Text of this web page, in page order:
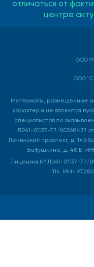
отличаться от
центре
ООО
ООО
Материалы, размещенные
характер и не являются
специалистов по
Л041-01137-77/00368437
Ленинский проспект, д. 146
Бабушкина, д. 48 Б.
Лицензия № Л041-01137-77/
114. ИНН